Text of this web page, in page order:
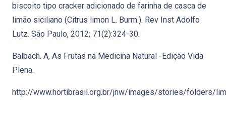
biscoito tipo cracker adicionado de farinha de casca de
limão siciliano (Citrus limon L. Burm.). Rev Inst Adolfo
Lutz. São Paulo, 2012; 71(2):324-30.
Balbach. A, As Frutas na Medicina Natural -Edição Vida
Plena.
http://www.hortibrasil.org.br/jnw/images/stories/folders/